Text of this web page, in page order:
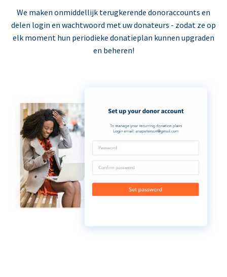
We maken onmiddellijk terugkerende donoraccounts en
delen login en wachtwoord met uw donateurs - zodat ze op
elk moment hun periodieke donatieplan kunnen upgraden
en beheren!